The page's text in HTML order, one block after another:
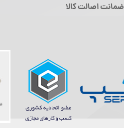
ضمانت اصالت کالا